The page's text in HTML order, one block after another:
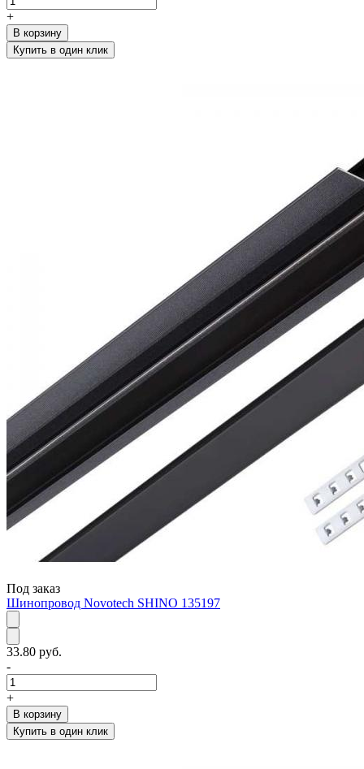
+
В корзину
Купить в один клик
Под заказ
Шинопровод Novotech SHINO 135197
33.80 руб.
-
+
В корзину
Купить в один клик